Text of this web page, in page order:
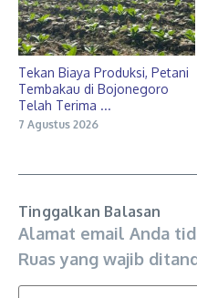
Tekan Biaya Produksi, Petani
Tembakau di Bojonegoro
Telah Terima ...
7 Agustus 2026
Tinggalkan Balasan
Alamat email Anda
Ruas yang wajib